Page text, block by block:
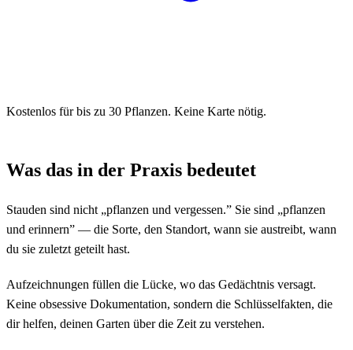
Kostenlos für bis zu 30 Pflanzen. Keine Karte nötig.
Was das in der Praxis bedeutet
Stauden sind nicht „pflanzen und vergessen.” Sie sind „pflanzen
und erinnern” — die Sorte, den Standort, wann sie austreibt, wann
du sie zuletzt geteilt hast.
Aufzeichnungen füllen die Lücke, wo das Gedächtnis versagt.
Keine obsessive Dokumentation, sondern die Schlüsselfakten, die
dir helfen, deinen Garten über die Zeit zu verstehen.